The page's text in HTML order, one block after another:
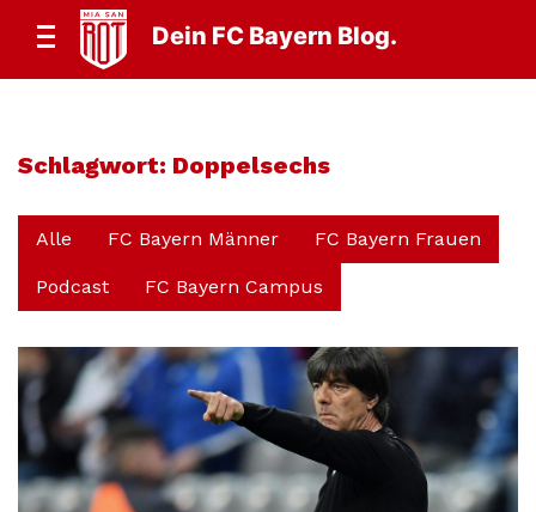
Dein FC Bayern Blog.
Schlagwort: Doppelsechs
Alle FC Bayern Männer FC Bayern Frauen
Podcast FC Bayern Campus